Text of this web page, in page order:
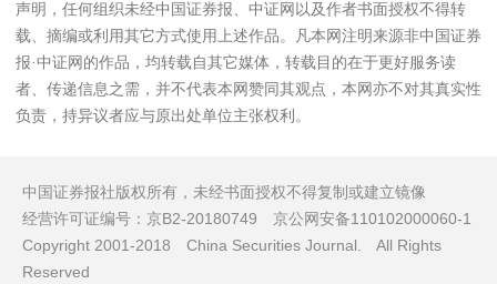
声明，任何组织未经中国证券报、中证网以及作者书面授权不得转
载、摘编或利用其它方式使用上述作品。凡本网注明来源非中国证券
报·中证网的作品，均转载自其它媒体，转载目的在于更好服务读
者、传递信息之需，并不代表本网赞同其观点，本网亦不对其真实性
负责，持异议者应与原出处单位主张权利。
中国证券报社版权所有，未经书面授权不得复制或建立镜像
经营许可证编号：京B2-20180749 京公网安备110102000060-1
Copyright 2001-2018 China Securities Journal. All Rights
Reserved